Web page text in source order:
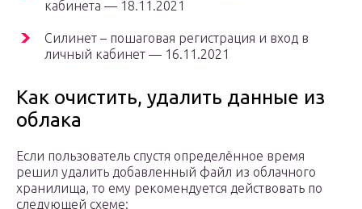
кабинета — 18.11.2021
Силинет – пошаговая регистрация и вход в
личный кабинет — 16.11.2021
Как очистить, удалить данные из
облака
Если пользователь спустя определённое время
решил удалить добавленный файл из облачного
хранилища, то ему рекомендуется действовать по
следующей схеме: